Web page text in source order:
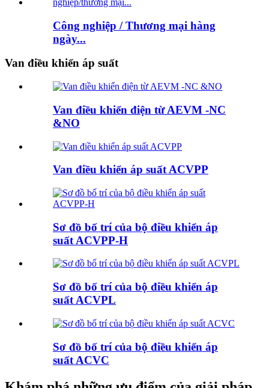
Công nghiệp / Thương mại hàng
ngày...
Van điều khiển áp suất
Van điều khiển điện từ AEVM -NC
&NO
Van điều khiển áp suất ACVPP
Sơ đồ bố trí của bộ điều khiển áp
suất ACVPP-H
Sơ đồ bố trí của bộ điều khiển áp
suất ACVPL
Sơ đồ bố trí của bộ điều khiển áp
suất ACVC